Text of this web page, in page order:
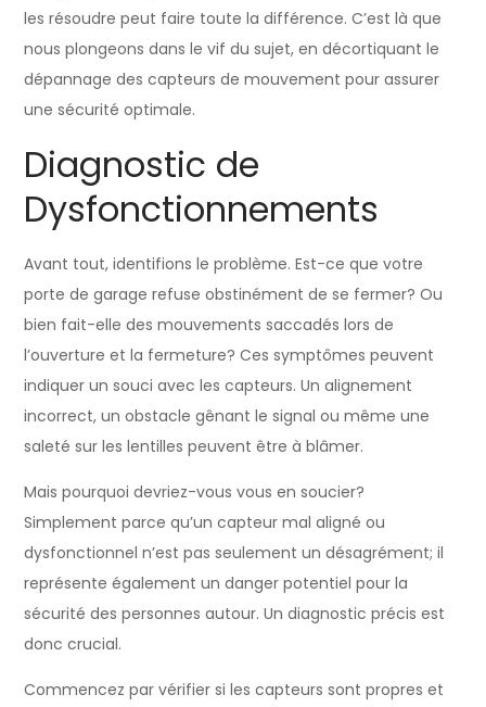
les résoudre peut faire toute la différence. C’est là que
nous plongeons dans le vif du sujet, en décortiquant le
dépannage des capteurs de mouvement pour assurer
une sécurité optimale.
Diagnostic de
Dysfonctionnements
Avant tout, identifions le problème. Est-ce que votre
porte de garage refuse obstinément de se fermer? Ou
bien fait-elle des mouvements saccadés lors de
l’ouverture et la fermeture? Ces symptômes peuvent
indiquer un souci avec les capteurs. Un alignement
incorrect, un obstacle gênant le signal ou même une
saleté sur les lentilles peuvent être à blâmer.
Mais pourquoi devriez-vous vous en soucier?
Simplement parce qu’un capteur mal aligné ou
dysfonctionnel n’est pas seulement un désagrément; il
représente également un danger potentiel pour la
sécurité des personnes autour. Un diagnostic précis est
donc crucial.
Commencez par vérifier si les capteurs sont propres et